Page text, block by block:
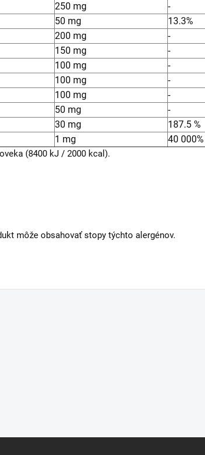
250 mg
-
50 mg
13.3%
200 mg
-
150 mg
-
100 mg
-
100 mg
-
100 mg
-
50 mg
-
30 mg
187.5 %
1 mg 40 000%
(8400 kJ / 2000 kcal).
môže obsahovať stopy týchto alergénov.